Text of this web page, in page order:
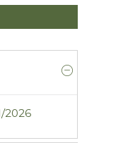
2026